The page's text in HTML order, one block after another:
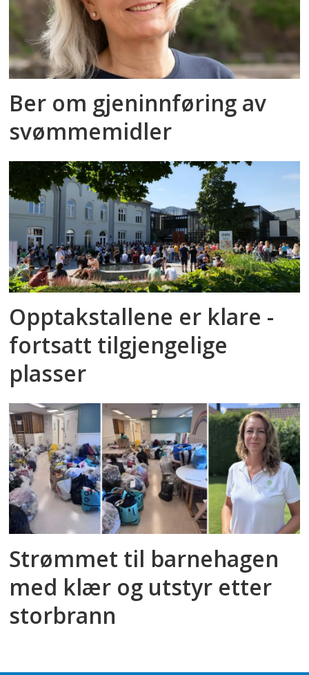
Ber om gjeninnføring av
svømmemidler
Opptakstallene er klare -
fortsatt tilgjengelige
plasser
Strømmet til barnehagen
med klær og utstyr etter
storbrann